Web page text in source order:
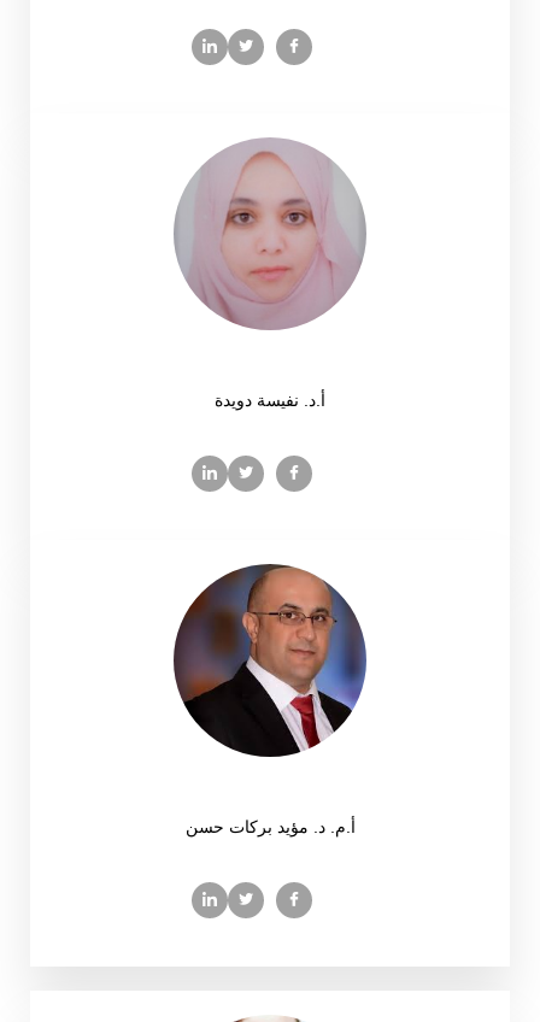
أ.د. نفيسة دويدة
أ.م. د. مؤيد بركات حسن